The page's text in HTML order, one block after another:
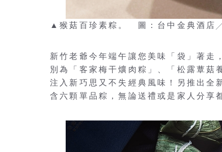
▲猴菇百珍素粽。 圖：台中金典酒店
新竹老爺今年端午讓您美味「袋」著走
別為「客家梅干爌肉粽」、「松露蕈菇
注入新巧思又不失經典風味！另推出
含六顆單品粽，無論送禮或是家人分享